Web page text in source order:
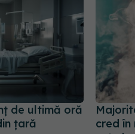
de ultimă oră
țară
cred